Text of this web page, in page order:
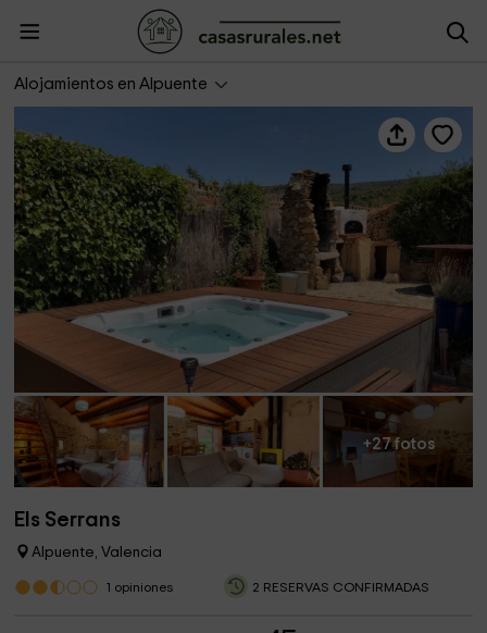
Alojamientos en Alpuente
+27 fotos
Els Serrans
Alpuente, Valencia
1 opiniones 2 RESERVAS CONFIRMADAS